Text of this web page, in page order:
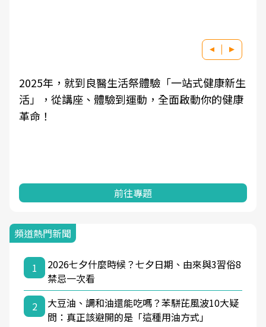
新生
康
良醫健康網從「換季的身體變化」出發，透過
學觀點與日常感受的對話，建立對亞健康的認
知，進而引導實際的改善行動。
前往專題
頻道熱門新聞
1
2026七夕什麼時候？七夕日期、由來與3習俗8
禁忌一次看
2
大豆油、調和油還能吃嗎？苯駢芘風波10大疑
問：真正該避開的是「這種用油方式」